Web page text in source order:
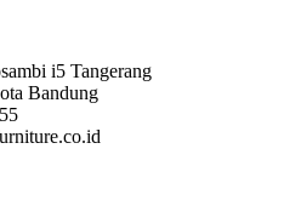
i5 Tangerang
Bandung